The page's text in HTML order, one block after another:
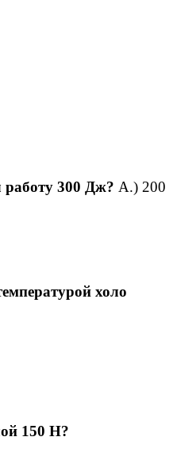
работу 300 Дж? А.) 200
холо
150 Н?